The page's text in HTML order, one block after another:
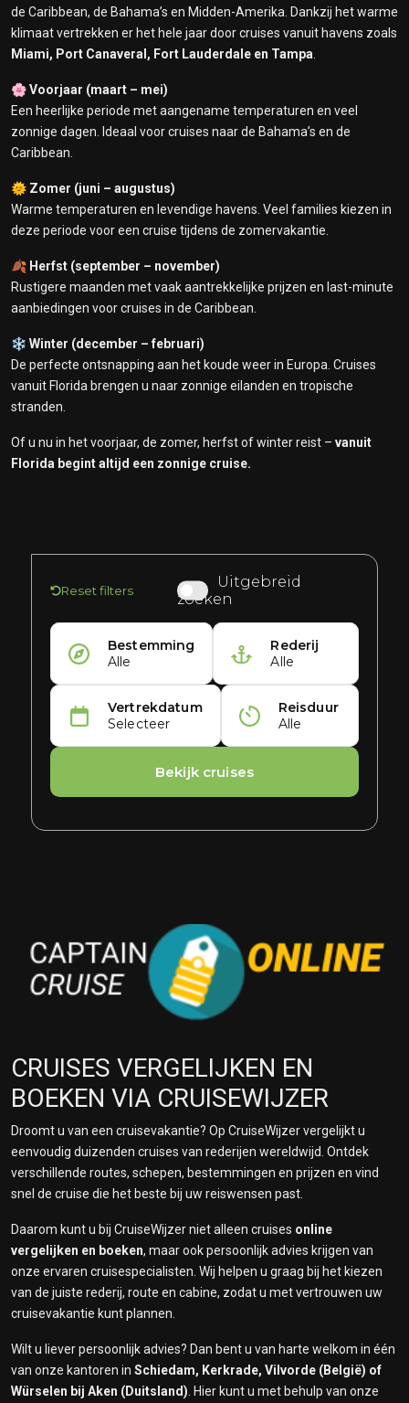
de Caribbean, de Bahama’s en Midden-Amerika. Dankzij het warme
klimaat vertrekken er het hele jaar door cruises vanuit havens zoals
Miami, Port Canaveral, Fort Lauderdale en Tampa.
🌸Voorjaar (maart – mei)
Een heerlijke periode met aangename temperaturen en veel
zonnige dagen. Ideaal voor cruises naar de Bahama’s en de
Caribbean.
🌞 Zomer (juni – augustus)
Warme temperaturen en levendige havens. Veel families kiezen in
deze periode voor een cruise tijdens de zomervakantie.
🍂 Herfst (september – november)
Rustigere maanden met vaak aantrekkelijke prijzen en last-minute
aanbiedingen voor cruises in de Caribbean.
❄️ Winter (december – februari)
De perfecte ontsnapping aan het koude weer in Europa. Cruises
vanuit Florida brengen u naar zonnige eilanden en tropische
stranden.
Of u nu in het voorjaar, de zomer, herfst of winter reist – vanuit
Florida begint altijd een zonnige cruise.
CRUISES VERGELIJKEN EN
BOEKEN VIA CRUISEWIJZER
Droomt u van een cruisevakantie? Op CruiseWijzer vergelijkt u
eenvoudig duizenden cruises van rederijen wereldwijd. Ontdek
verschillende routes, schepen, bestemmingen en prijzen en vind
snel de cruise die het beste bij uw reiswensen past.
Daarom kunt u bij CruiseWijzer niet alleen cruises online
vergelijken en boeken, maar ook persoonlijk advies krijgen van
onze ervaren cruisespecialisten. Wij helpen u graag bij het kiezen
van de juiste rederij, route en cabine, zodat u met vertrouwen uw
cruisevakantie kunt plannen.
Wilt u liever persoonlijk advies? Dan bent u van harte welkom in één
van onze kantoren in Schiedam, Kerkrade, Vilvorde (België) of
Würselen bij Aken (Duitsland) . Hier kunt u met behulp van onze